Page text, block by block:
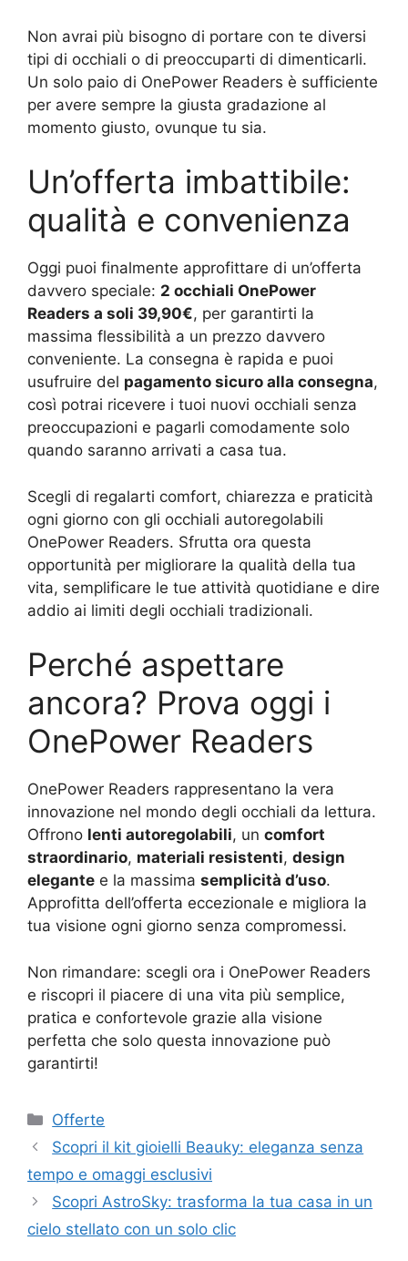
Non avrai più bisogno di portare con te diversi
tipi di occhiali o di preoccuparti di dimenticarli.
Un solo paio di OnePower Readers è sufficiente
per avere sempre la giusta gradazione al
momento giusto, ovunque tu sia.
Un’offerta imbattibile:
qualità e convenienza
Oggi puoi finalmente approfittare di un’offerta
davvero speciale: 2 occhiali OnePower
Readers a soli 39,90€, per garantirti la
massima flessibilità a un prezzo davvero
conveniente. La consegna è rapida e puoi
usufruire del pagamento sicuro alla consegna,
così potrai ricevere i tuoi nuovi occhiali senza
preoccupazioni e pagarli comodamente solo
quando saranno arrivati a casa tua.
Scegli di regalarti comfort, chiarezza e praticità
ogni giorno con gli occhiali autoregolabili
OnePower Readers. Sfrutta ora questa
opportunità per migliorare la qualità della tua
vita, semplificare le tue attività quotidiane e dire
addio ai limiti degli occhiali tradizionali.
Perché aspettare
ancora? Prova oggi i
OnePower Readers
OnePower Readers rappresentano la vera
innovazione nel mondo degli occhiali da lettura.
Offrono lenti autoregolabili, un comfort
straordinario, materiali resistenti, design
elegante e la massima semplicità d’uso.
Approfitta dell’offerta eccezionale e migliora la
tua visione ogni giorno senza compromessi.
Non rimandare: scegli ora i OnePower Readers
e riscopri il piacere di una vita più semplice,
pratica e confortevole grazie alla visione
perfetta che solo questa innovazione può
garantirti!
Categorie
Offerte
Scopri il kit gioielli Beauky: eleganza senza
tempo e omaggi esclusivi
Scopri AstroSky: trasforma la tua casa in un
cielo stellato con un solo clic